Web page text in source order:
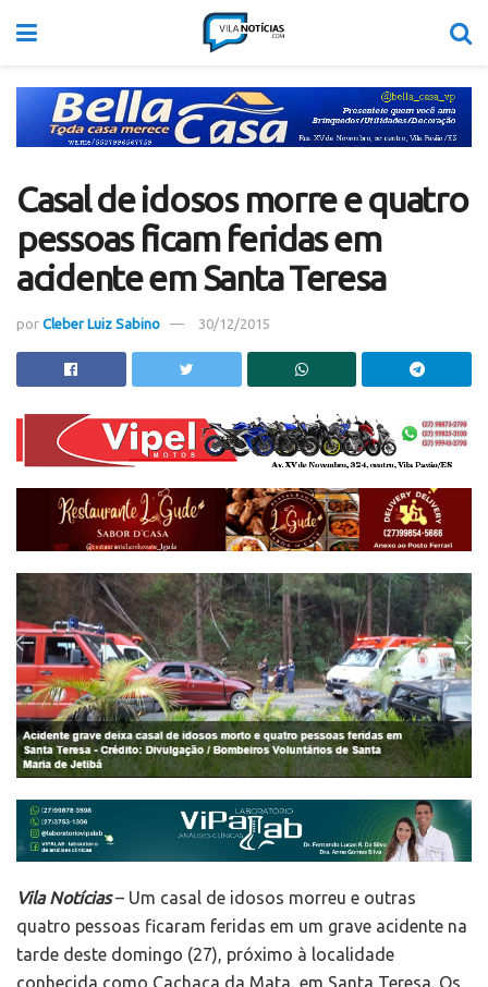
Casal de idosos morre e quatro
pessoas ficam feridas em
acidente em Santa Teresa
por Cleber Luiz Sabino 30/12/2015
Vila Notícias– Um casal de idosos morreu e outras
quatro pessoas ficaram feridas em um grave acidente na
tarde deste domingo (27), próximo à localidade